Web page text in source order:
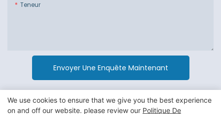
Teneur
Envoyer Une Enquête Maintenant
We use cookies to ensure that we give you the best experience
on and off our website. please review our Politique De